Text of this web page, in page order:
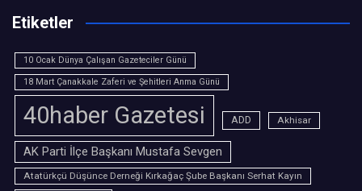
Etiketler
10 Ocak Dünya Çalışan Gazeteciler Günü
18 Mart Çanakkale Zaferi ve Şehitleri Anma Günü
40haber Gazetesi ADD Akhisar
AK Parti İlçe Başkanı Mustafa Sevgen
Atatürkçü Düşünce Derneği Kırkağaç Şube Başkanı Serhat Kayın